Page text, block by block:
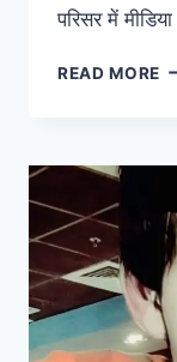
परिसर में
READ MORE